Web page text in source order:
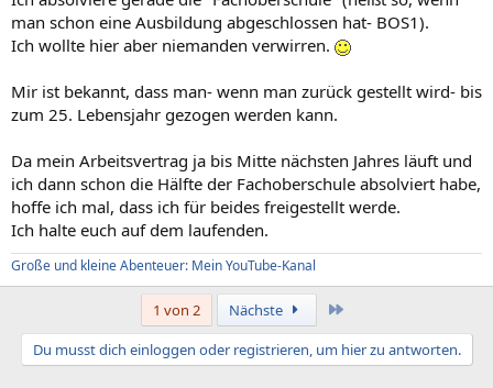
man schon eine Ausbildung abgeschlossen hat- BOS1).
Ich wollte hier aber niemanden verwirren.
Mir ist bekannt, dass man- wenn man zurück gestellt wird- bis
zum 25. Lebensjahr gezogen werden kann.
Da mein Arbeitsvertrag ja bis Mitte nächsten Jahres läuft und
ich dann schon die Hälfte der Fachoberschule absolviert habe,
hoffe ich mal, dass ich für beides freigestellt werde.
Ich halte euch auf dem laufenden.
Große und kleine Abenteuer: Mein YouTube-Kanal
1 von 2 Nächste
Du musst dich einloggen oder registrieren, um hier zu antworten.